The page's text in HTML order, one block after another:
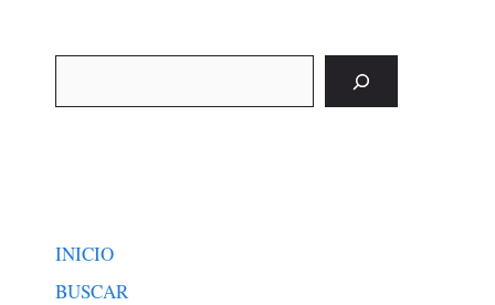
INICIO
BUSCAR